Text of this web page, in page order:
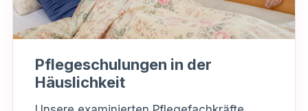
Pflegeschulungen in der
Häuslichkeit